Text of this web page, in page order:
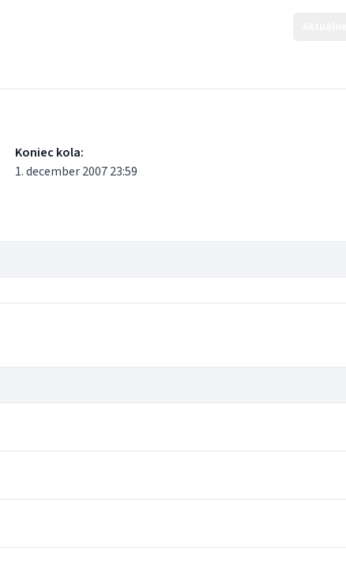
Koniec kola:
1. december 2007 23:59